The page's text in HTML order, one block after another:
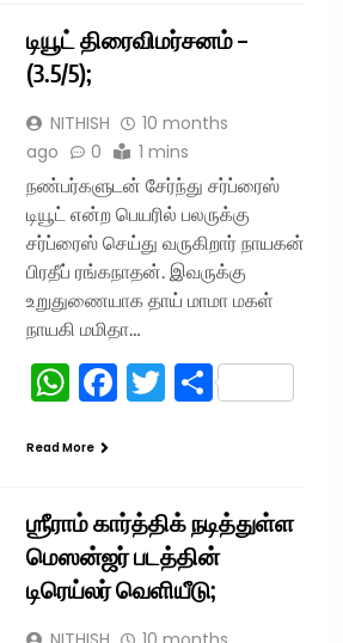
டியூட் திரைவிமர்சனம் –
(3.5/5);
NITHISH
10 months
ago
0 1 mins
நண்பர்களுடன் சேர்ந்து சர்ப்ரைஸ்
டியூட் என்ற பெயரில் பலருக்கு
சர்ப்ரைஸ் செய்து வருகிறார் நாயகன்
பிரதீப் ரங்கநாதன். இவருக்கு
உறுதுணையாக தாய் மாமா மகள்
நாயகி மமிதா…
WhatsApp
Facebook
TwitterShare
Read More
ஶ்ரீராம் கார்த்திக் நடித்துள்ள
மெஸன்ஜர் படத்தின்
டிரெய்லர் வெளியீடு;